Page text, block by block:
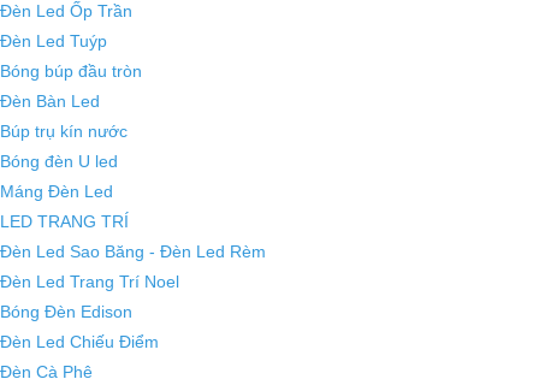
Đèn Led Ốp Trần
Đèn Led Tuýp
Bóng búp đầu tròn
Đèn Bàn Led
Búp trụ kín nước
Bóng đèn U led
Máng Đèn Led
LED TRANG TRÍ
Đèn Led Sao Băng - Đèn Led Rèm
Đèn Led Trang Trí Noel
Bóng Đèn Edison
Đèn Led Chiếu Điểm
Đèn Cà Phê